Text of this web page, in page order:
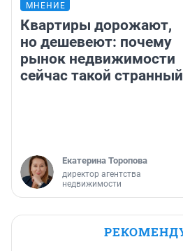
МНЕНИЕ
Квартиры дорожают,
но дешевеют: почему
рынок недвижимости
сейчас такой странный
Екатерина Торопова
директор агентства
недвижимости